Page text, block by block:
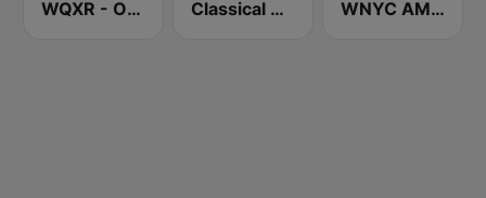
WQXR - Operavore Classical California WNYC AM 820